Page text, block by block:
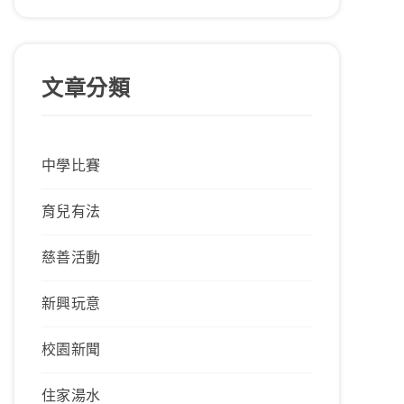
文章分類
中學比賽
育兒有法
慈善活動
新興玩意
校園新聞
住家湯水